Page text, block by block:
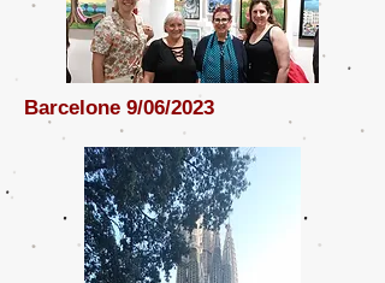
Barcelone 9/06/2023